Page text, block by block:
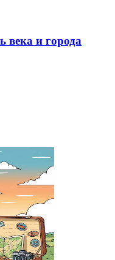
века и города